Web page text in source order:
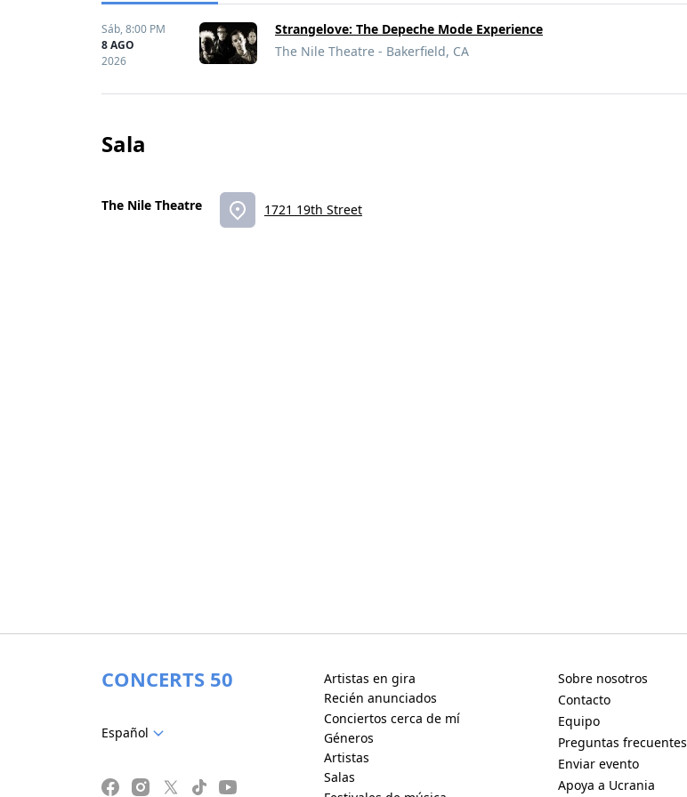
Sáb,8:00 PM
8 AGO
2026
Strangelove: The Depeche Mode Experience
The Nile Theatre - Bakerfield, CA
Sala
The Nile Theatre 1721 19th Street
CONCERTS 50
Español
Artistas en gira
Recién anunciados
Conciertos cerca de mí
Géneros
Artistas
Salas
Sobre nosotros
Contacto
Equipo
Preguntas frecuentes
Enviar evento
Apoya a Ucrania